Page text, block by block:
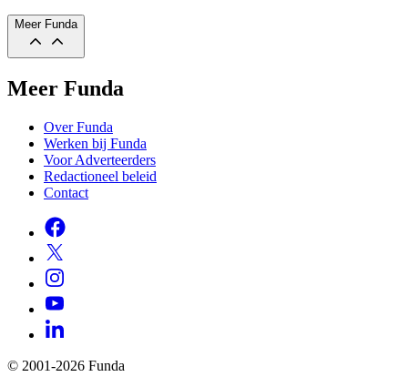
Meer Funda
Meer Funda
Over Funda
Werken bij Funda
Voor Adverteerders
Redactioneel beleid
Contact
© 2001-2026 Funda